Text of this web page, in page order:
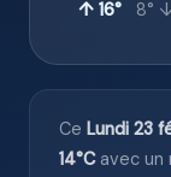
↑ 16° 8°
Ce Lundi 23
14°Cavec un